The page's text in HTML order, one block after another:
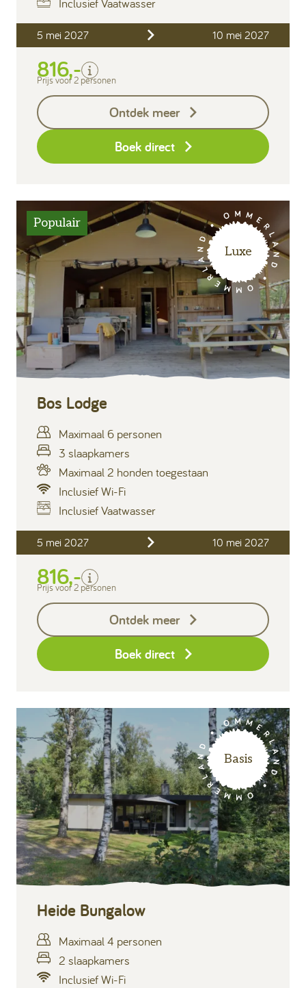
5 mei 2027 10 mei 2027
816,-
Inclusief
Verblijfskosten
Keukendoekenpakket
Eindschoonmaak
Prijs voor 2 personen
Ontdek meer
Boek direct
Luxe
Populair
Bos Lodge
Maximaal 6 personen
3 slaapkamers
Maximaal 2 honden toegestaan
Inclusief Wi-Fi
Inclusief Vaatwasser
5 mei 2027 10 mei 2027
816,-
Inclusief
Verblijfskosten
Keukendoekenpakket
Eindschoonmaak
Prijs voor 2 personen
Ontdek meer
Boek direct
Basis
Heide Bungalow
Maximaal 4 personen
2 slaapkamers
Inclusief Wi-Fi